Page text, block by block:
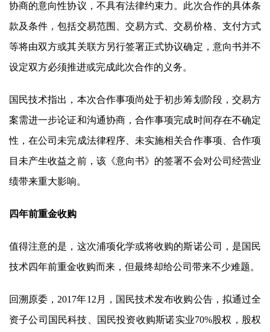
协商的意向性协议，不具有法律约束力。此次合作的具体条
款及条件，包括交易范围、交易方式、交易价格、支付方式
等将由双方或其关联方另行签署正式协议确定，意向书并不
设定双方必须推进或完成此次合作的义务。
国民技术指出，本次合作事项尚处于初步筹划阶段，交易方
案需进一步论证和沟通协商，合作事项完成时间存在不确定
性，在公司未完成法律程序、未实施相关合作事项、合作项
目未产生收益之前，该《意向书》的签署不会对公司经营业
绩带来重大影响。
四年前重金收购
值得注意的是，这次浦项化学或将收购的斯诺公司，是国民
技术四年前重金收购而来，但最终却给公司带来不少难题。
回溯原委，2017年12月， 国民技术发布收购公告，拟通过全
资子公司国民科技、国民投资收购斯诺实业70%股权，股权